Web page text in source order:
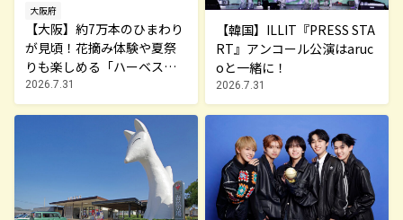
大阪府
【大阪】約7万本のひまわり
が見頃！花摘み体験や夏祭
りも楽しめる「ハーベスト
の丘」の夏イベント
2026.7.31
【韓国】ILLIT『PRESS STA
RT』アンコール公演はaruc
oと一緒に！
2026.7.31